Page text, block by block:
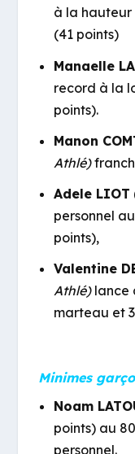
à la hauteur
(41 points)
Manaelle
record à la
points).
Manon
Athlé)
Adele LIOT
personnel
points),
Valentine
Athlé)lance
marteau et
Minimes
Noam
points) au
personnel.